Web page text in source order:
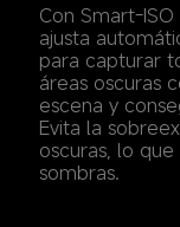
Con Smart-
ajusta
para capturar
áreas oscuras
escena y
Evita la
oscuras, lo
sombras.